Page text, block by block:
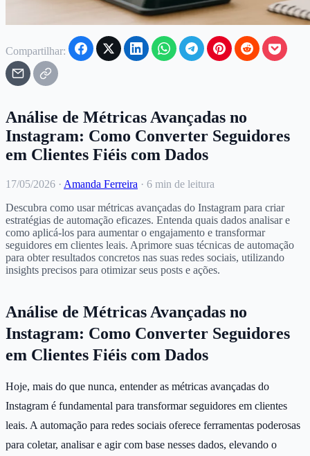
Compartilhar:
Análise de Métricas Avançadas no
Instagram: Como Converter Seguidores
em Clientes Fiéis com Dados
17/05/2026 · Amanda Ferreira · 6 min de leitura
Descubra como usar métricas avançadas do Instagram para criar
estratégias de automação eficazes. Entenda quais dados analisar e
como aplicá-los para aumentar o engajamento e transformar
seguidores em clientes leais. Aprimore suas técnicas de automação
para obter resultados concretos nas suas redes sociais, utilizando
insights precisos para otimizar seus posts e ações.
Análise de Métricas Avançadas no
Instagram: Como Converter Seguidores
em Clientes Fiéis com Dados
Hoje, mais do que nunca, entender as métricas avançadas do
Instagram é fundamental para transformar seguidores em clientes
leais. A automação para redes sociais oferece ferramentas poderosas
para coletar, analisar e agir com base nesses dados, elevando o